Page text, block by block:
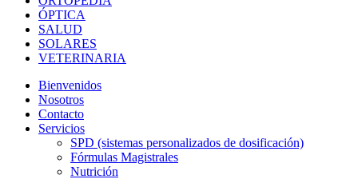
ÓPTICA
SALUD
SOLARES
VETERINARIA
Bienvenidos
Nosotros
Contacto
Servicios
SPD (sistemas personalizados de dosificación)
Fórmulas Magistrales
Nutrición